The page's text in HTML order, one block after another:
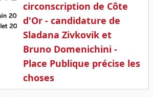
circonscription de Côte
d'Or - candidature de
Sladana Zivkovik et
Bruno Domenichini -
Place Publique précise les
choses